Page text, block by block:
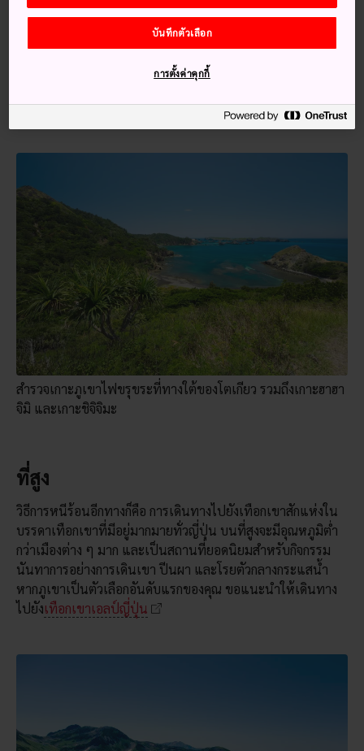
ประเทศเกาะแบบญี่ปุ่นมีเกาะมากมายให้เที่ยวชมได้อย่างไม่มีที่
สิ้นสุด เยี่ยมชมเกาะศิลปะในทะเลน้ำจืดเซโต แนวปะการังที่
สวยงามและเกาะที่ไม่มีคนอาศัยอยู่ในหมู่เกาะโอกินาวะ
และ
เกาะภูเขาไฟที่เหมือนกับเกาะในจูราสสิค พาร์ค ทางใต้ของ
ที่สุดในช่วงเดือนกรกฎาคมและสิงหาคม
สำรวจเกาะภูเขาไฟขรุขระที่ทางใต้ของโตเกียว รวมถึงเกาะฮาฮา
จิมิ และเกาะชิจิจิมะ
ที่สูง
วิธีการหนีร้อนอีกทางก็คือ การเดินทางไปยังเทือกเขาสักแห่งใน
บรรดาเทือกเขาที่มีอยู่มากมายทั่วญี่ปุ่น บนที่สูงจะมีอุณหภูมิต่ำ
กว่าเมืองต่าง ๆ มาก และเป็นสถานที่ยอดนิยมสำหรับกิจกรรม
นันทาการอย่างการเดินเขา ปีนผา และโรยตัวกลางกระแสน้ำ
หากภูเขาเป็นตัวเลือกอันดับแรกของคุณ ขอแนะนำให้เดินทาง
ไปยังเทือกเขาเอลป์ญี่ปุ่น
บันทึกตัวเลือก
การตั้งค่าคุกกี้